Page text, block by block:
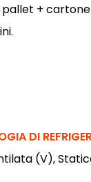
pallet +
DI
(V),